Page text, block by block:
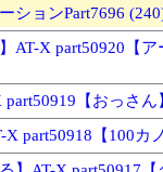
ションPart7696
AT-X part50920【
part50919【おっさ
X part50918【100カ